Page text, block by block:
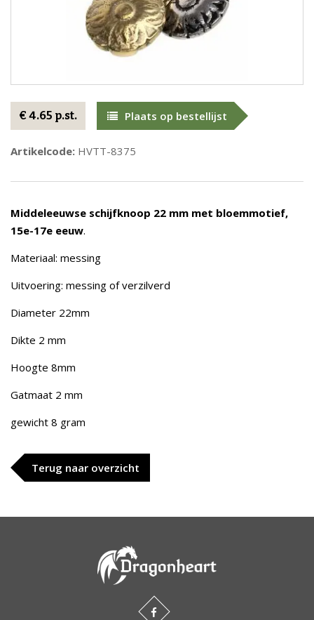
€ 4.65 p.st. Plaats op bestellijst
Artikelcode: HVTT-8375
Middeleeuwse schijfknoop 22 mm met bloemmotief,
15e-17e eeuw.
Materiaal: messing
Uitvoering: messing of verzilverd
Diameter 22mm
Dikte 2 mm
Hoogte 8mm
Gatmaat 2 mm
gewicht 8 gram
Terug naar overzicht